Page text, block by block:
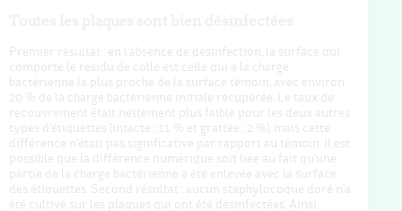
Premier résultat : en l'absence de désinfection, la surface qui
comporte le résidu de colle est celle qui a la charge
bactérienne la plus proche de la surface témoin, avec environ
20 % de la charge bactérienne initiale récupérée. Le taux de
recouvrement était nettement plus faible pour les deux autres
types d'étiquettes (intacte : 11 % et grattée : 2 %), mais cette
différence n'était pas significative par rapport au témoin. Il est
possible que la différence numérique soit liée au fait qu'une
partie de la charge bactérienne a été enlevée avec la surface
des étiquettes. Second résultat : aucun staphylocoque doré n'a
été cultivé sur les plaques qui ont été désinfectées. Ainsi,